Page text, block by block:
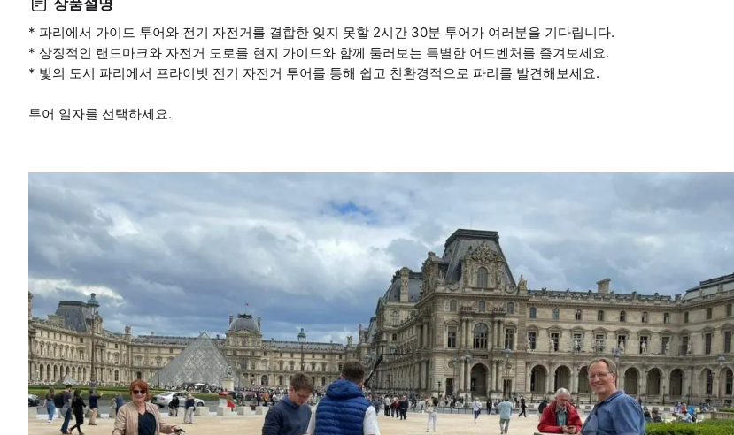
상품설명
* 파리에서 가이드 투어와 전기 자전거를 결합한 잊지 못할 2시간 30분 투어가 여러분을 기다립니다.
* 상징적인 랜드마크와 자전거 도로를 현지 가이드와 함께 둘러보는 특별한 어드벤처를 즐겨보세요.
* 빛의 도시 파리에서 프라이빗 전기 자전거 투어를 통해 쉽고 친환경적으로 파리를 발견해보세요.
투어 일자를 선택하세요.